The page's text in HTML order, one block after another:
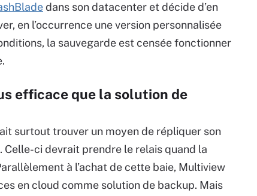
dans son datacenter et décide d’en
en l’occurrence une version personnalisée
la sauvegarde est censée fonctionner
efficace que la solution de
surtout trouver un moyen de répliquer son
Celle-ci devrait prendre le relais quand la
à l’achat de cette baie, Multiview
en cloud comme solution de backup. Mais